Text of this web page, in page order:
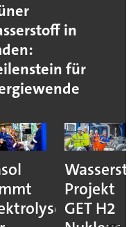
in
für
H2
Toray